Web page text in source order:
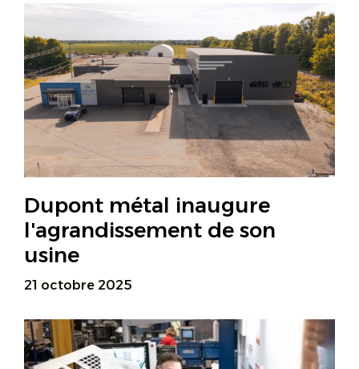
Dupont métal inaugure
l'agrandissement de son
usine
21 octobre 2025